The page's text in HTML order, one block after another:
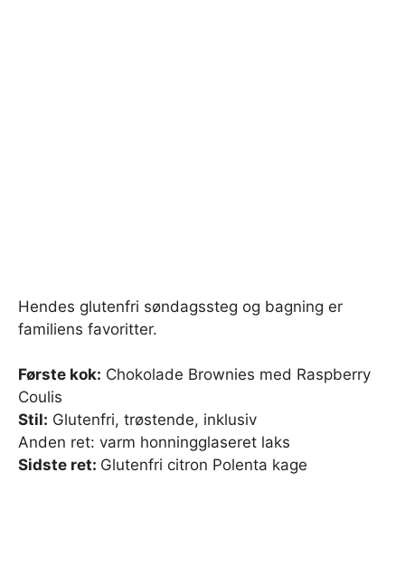
Hendes glutenfri søndagssteg og bagning er
familiens favoritter.
Første kok: Chokolade Brownies med Raspberry
Coulis
Stil: Glutenfri, trøstende, inklusiv
Anden ret: varm honningglaseret laks
Sidste ret: Glutenfri citron Polenta kage